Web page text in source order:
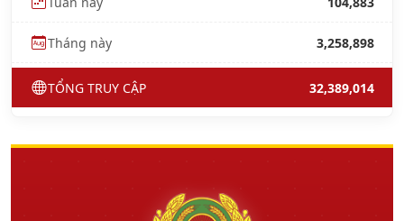
Tháng này 3,258,898
TỔNG TRUY CẬP 32,389,014